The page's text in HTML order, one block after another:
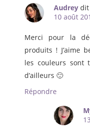
Audrey dit
10 août
Merci pour la
produits ! J’aime
les couleurs sont
d’ailleurs 🙂
Répondre